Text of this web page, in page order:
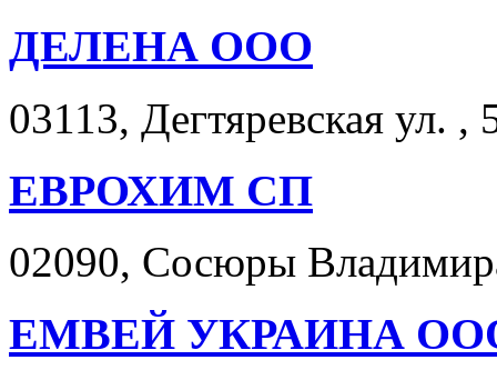
ДЕЛЕНА ООО
03113, Дегтяревская ул. ,
ЕВРОХИМ СП
02090, Сосюры
ЕМВЕЙ УКРАИНА